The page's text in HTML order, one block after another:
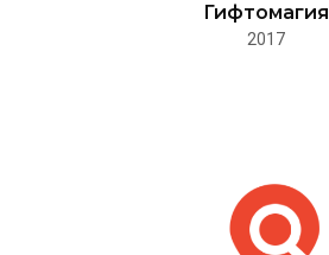
Гифтомагия
2017